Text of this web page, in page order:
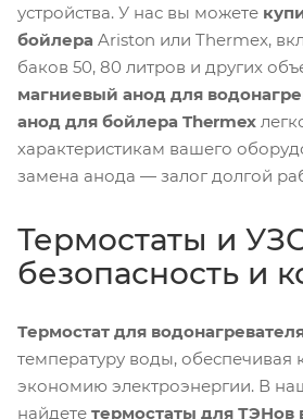
устройства. У нас вы можете
бойлера Ariston или Thermex,
баков 50, 80 литров и других
магниевый анод для
анод для бойлера Thermex
характеристикам вашего
замена анода — залог долгой
Термостаты и
безопасность и
Термостат для
температуру воды, обеспечивая
экономию электроэнергии. В
найдете термостаты для ТЭНов